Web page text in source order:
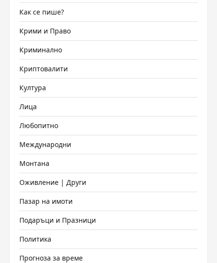
Как се пише?
Крими и Право
Криминално
Криптовалити
Култура
Лица
Любопитно
Международни
Монтана
Оживление | Други
Пазар на имоти
Подаръци и Празници
Политика
Прогноза за време